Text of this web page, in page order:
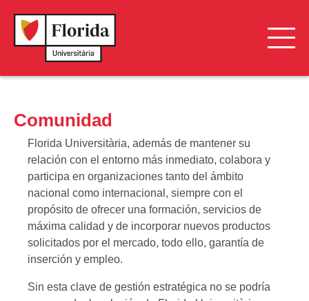
Comunidad
Sobre Florida Universitària
Sostenibilidad
Comunidad
Florida Universitària, además de mantener su
relación con el entorno más inmediato, colabora y
participa en organizaciones tanto del ámbito
nacional como internacional, siempre con el
propósito de ofrecer una formación, servicios de
máxima calidad y de incorporar nuevos productos
solicitados por el mercado, todo ello, garantía de
inserción y empleo.
Sin esta clave de gestión estratégica no se podría